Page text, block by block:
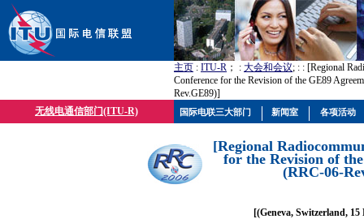
主页 : ITU-R ； : 大会和会议; : : [Regional
Conference for the Revision of the GE89
Rev.GE89)]
无线电通信部门(ITU-R)
[Regional
for the Revision of
(RRC-06-
[(Geneva, Switzerland, 15
国际电联三大部门 新闻室 各项活动